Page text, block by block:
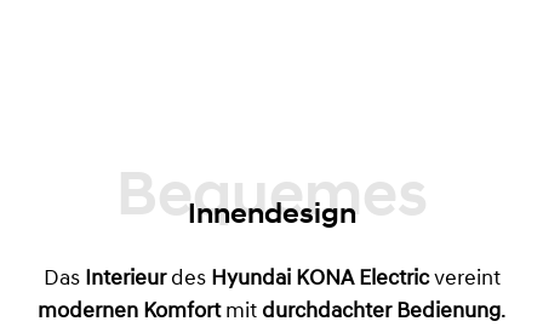
Bequemes
Innendesign
Das Interieur des Hyundai KONA Electricvereint
modernen Komfort mit durchdachter Bedienung.